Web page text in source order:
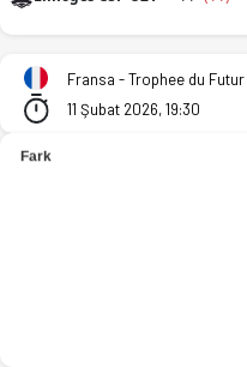
Fransa - Trophee du Futur
11 Şubat 2026, 19:30